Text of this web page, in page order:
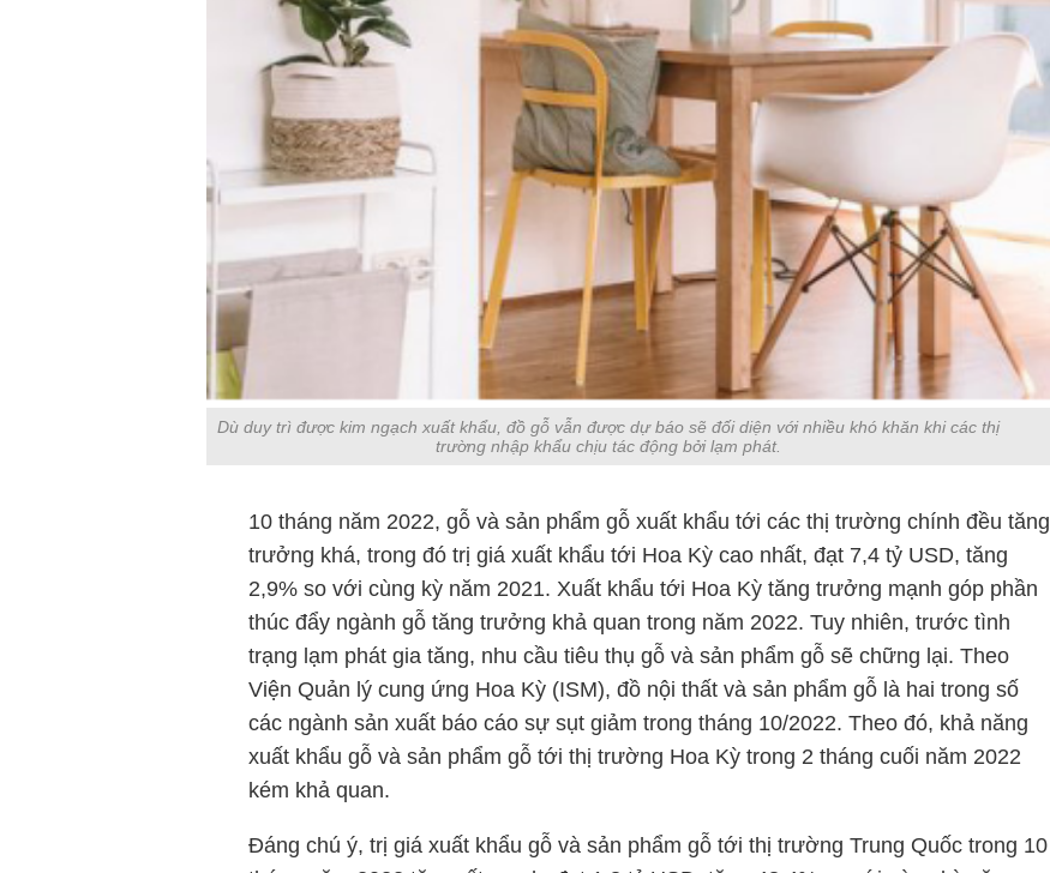
Dù duy trì được kim ngạch xuất khẩu, đồ gỗ vẫn được dự báo sẽ đối diện với nhiều khó khăn khi các thị
trường nhập khẩu chịu tác động bởi lạm phát.
10 tháng năm 2022, gỗ và sản phẩm gỗ xuất khẩu tới các thị trường chính đều tăng
trưởng khá, trong đó trị giá xuất khẩu tới Hoa Kỳ cao nhất, đạt 7,4 tỷ USD, tăng
2,9% so với cùng kỳ năm 2021. Xuất khẩu tới Hoa Kỳ tăng trưởng mạnh góp phần
thúc đẩy ngành gỗ tăng trưởng khả quan trong năm 2022. Tuy nhiên, trước tình
trạng lạm phát gia tăng, nhu cầu tiêu thụ gỗ và sản phẩm gỗ sẽ chững lại. Theo
Viện Quản lý cung ứng Hoa Kỳ (ISM), đồ nội thất và sản phẩm gỗ là hai trong số
các ngành sản xuất báo cáo sự sụt giảm trong tháng 10/2022. Theo đó, khả năng
xuất khẩu gỗ và sản phẩm gỗ tới thị trường Hoa Kỳ trong 2 tháng cuối năm 2022
kém khả quan.
Đáng chú ý, trị giá xuất khẩu gỗ và sản phẩm gỗ tới thị trường Trung Quốc trong 10